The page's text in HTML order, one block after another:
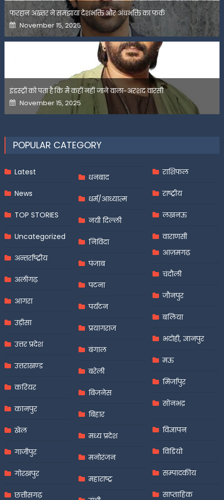
फरहान अख्तर ने समझाया देशभक्ति और अंधभक्ति का फर्क
Posted
on
November 15, 2025
इंडस्ट्री को पता है कि मैं कहीं नहीं जाने वाला-अरशद वारसी
Posted
on
November 15, 2025
POPULAR CATEGORY
Latest
News
TOP STORIES
Uncategorized
अन्तर्राष्ट्रीय
अलीगढ़
आगरा
उड़ीसा
उत्तर प्रदेश
उत्तराखण्ड
करियर
कानपुर
खेल
गाजीपुर
गोरखपुर
छत्तीसगढ़
धनबाद
धर्म/आध्यात्म
नयी दिल्ली
निविदा
पंजाब
पटना
पर्यटन
प्रयागराज
बंगाल
बरेली
बिजनेस
बिहार
मध्य प्रदेश
मनोरंजन
महाराष्ट्र
राशिफल
राष्ट्रीय
लखनऊ
वाराणसी
आज़मगढ़
चंदौली
जौनपुर
बलिया
भदोही, ज्ञानपुर
मऊ
मिर्जापुर
सोनभद्र
विज्ञापन
विडियो
सम्पादकीय
साप्ताहिक